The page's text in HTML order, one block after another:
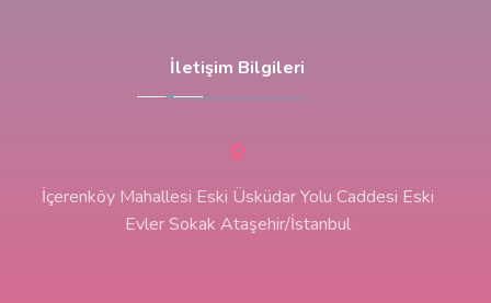
İletişim Bilgileri
İçerenköy Mahallesi Eski Üsküdar Yolu Caddesi Eski
Evler Sokak Ataşehir/İstanbul